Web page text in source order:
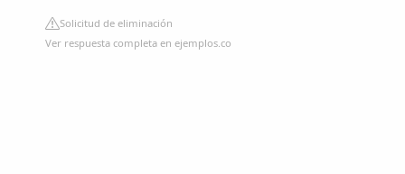
Solicitud de eliminación
Ver respuesta completa en ejemplos.co